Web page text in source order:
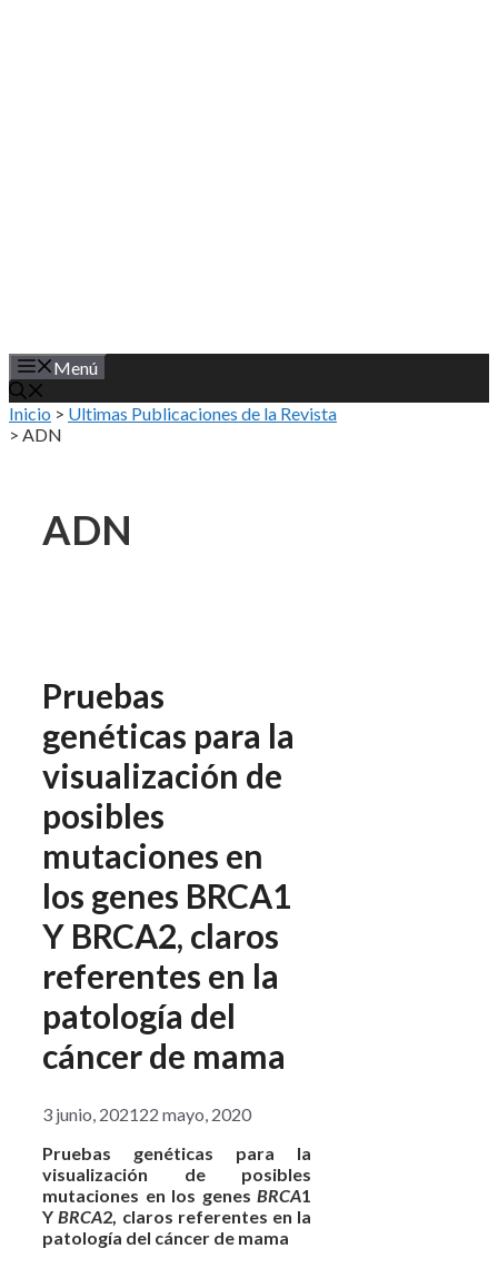
Menú
Inicio > Ultimas Publicaciones de la Revista
> ADN
ADN
Pruebas
genéticas para la
visualización de
posibles
mutaciones en
los genes BRCA1
Y BRCA2, claros
referentes en la
patología del
cáncer de mama
3 junio, 202122 mayo, 2020
Pruebas genéticas para la
visualización de posibles
mutaciones en los genesBRCA1
YBRCA2, claros referentes en la
patología del cáncer de mama